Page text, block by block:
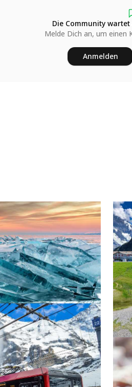
Die Community
Melde Dich an, um einen
Anmelden